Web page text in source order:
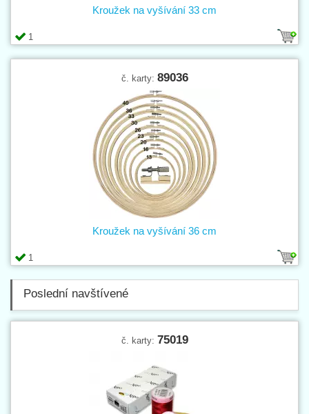
1
Kroužek na vyšívání 33 cm
č. karty: 89036
1
Kroužek na vyšívání 36 cm
Poslední navštívené
č. karty: 75019